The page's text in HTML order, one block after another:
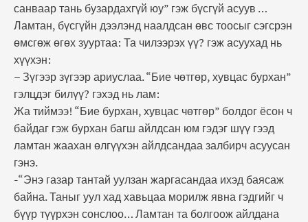
санваар тань бузардахгүй юу” гэж бүсгүй асуув …
Ламтан, бүсгүйн дээлэнд наалдсан өвс тоосыг сэгсрэн
өмсгөж өгөх зууртаа: Та чилээрэх үү? гэж асуухад нь
хүүхэн:
– Зүгээр зүгээр ариуслаа. “Бие чөтгөр, хувцас бурхан”
гэлцдэг билүү? гэхэд нь лам:
Жа тиймээ! “Бие бурхан, хувцас чөтгөр” болдог ёсон ч
байдаг гэж бурхан багш айлдсан юм гэдэг шүү гээд
ламтан жаахан өлгүүхэн айлдсандаа залбирч асуусан
гэнэ.
-“Энэ газар тантай уулзан жаргасандаа ихэд баясаж
байна. Таныг уул хад хавьцаа морилж явна гэдгийг ч
бүүр түүрхэн сонслоо… Ламтан та болгоож айлдана